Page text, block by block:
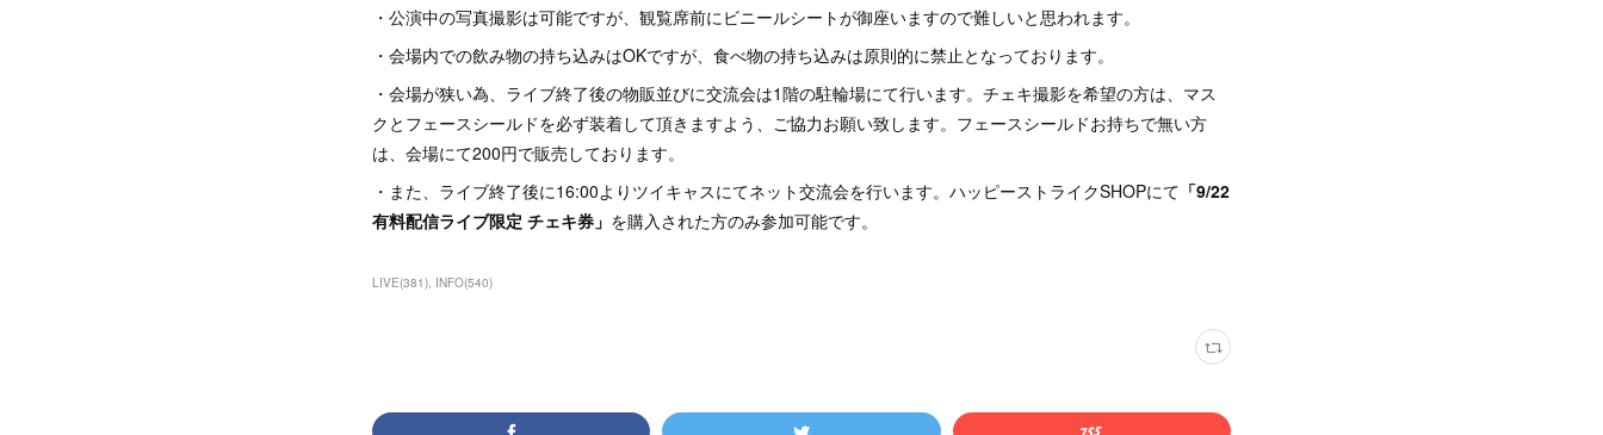
・公演中の写真撮影は可能ですが、観覧席前にビニールシートが御座いますので難しいと思われます。
・会場内での飲み物の持ち込みはOKですが、食べ物の持ち込みは原則的に禁止となっております。
・会場が狭い為、ライブ終了後の物販並びに交流会は1階の駐輪場にて行います。チェキ撮影を希望の方は、マス
クとフェースシールドを必ず装着して頂きますよう、ご協力お願い致します。フェースシールドお持ちで無い方
は、会場にて200円で販売しております。
・また、ライブ終了後に16:00よりツイキャスにてネット交流会を行います。ハッピーストライクSHOPにて 「9/22
有料配信ライブ限定 チェキ券」 を購入された方のみ参加可能です。
LIVE(381) INFO(540)